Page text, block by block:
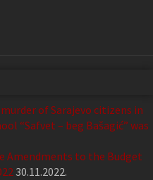
of Sarajevo citizens in
“Safvet – beg Bašagić” was
Amendments to the Budget
30.11.2022.